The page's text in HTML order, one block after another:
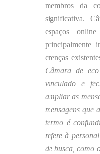
membros da
significativa.
espaços
principalmente
crenças
Câmara de
vinculado e
ampliar as
mensagens que
termo é
refere à
de busca, como